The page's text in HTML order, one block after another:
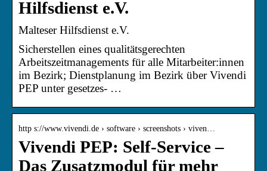
Hilfsdienst e.V.
Malteser Hilfsdienst e.V.
Sicherstellen eines qualitätsgerechten
Arbeitszeitmanagements für alle Mitarbeiter:innen
im Bezirk; Dienstplanung im Bezirk über Vivendi
PEP unter gesetzes- …
http s://www.vivendi.de › software › screenshots › viven…
Vivendi PEP: Self-Service –
Das Zusatzmodul für mehr